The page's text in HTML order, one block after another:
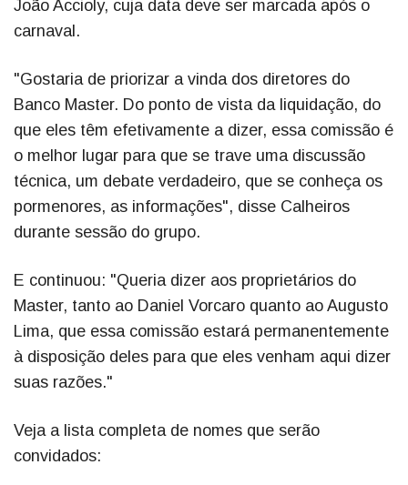
João Accioly, cuja data deve ser marcada após o
carnaval.
"Gostaria de priorizar a vinda dos diretores do
Banco Master. Do ponto de vista da liquidação, do
que eles têm efetivamente a dizer, essa comissão é
o melhor lugar para que se trave uma discussão
técnica, um debate verdadeiro, que se conheça os
pormenores, as informações", disse Calheiros
durante sessão do grupo.
E continuou: "Queria dizer aos proprietários do
Master, tanto ao Daniel Vorcaro quanto ao Augusto
Lima, que essa comissão estará permanentemente
à disposição deles para que eles venham aqui dizer
suas razões."
Veja a lista completa de nomes que serão
convidados: